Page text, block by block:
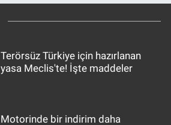
Terörsüz Türkiye için hazırlanan
yasa Meclis'te! İşte maddeler
Motorinde bir indirim daha